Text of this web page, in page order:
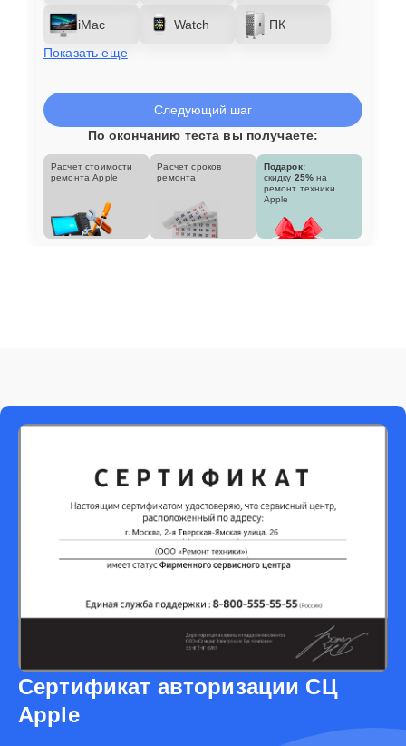
iMac Watch
ПК
Показать еще
Следующий шаг
По окончанию теста вы получаете:
Расчет стоимости
ремонта Apple
Расчет сроков
ремонта
Подарок:
скидку 25% на
ремонт техники
Apple
Сертификат авторизации СЦ
Apple